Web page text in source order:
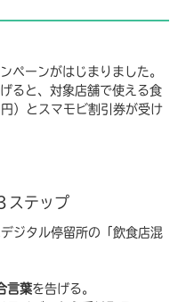
ペーンがはじまりました。
ると、対象店舗で使える食
）とスマモビ割引券が受け
ステップ
ジタル停留所の「飲食店混
言葉を告げる。